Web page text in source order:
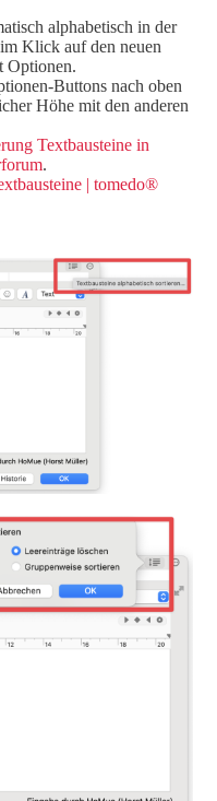
alphabetisch in der
Klick auf den neuen
Optionen.
Buttons nach oben
Höhe mit den anderen
Textbausteine in
.
| tomedo®